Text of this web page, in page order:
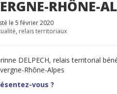
RHÔNE-
le 5 février 2020
, relais territoriaux
DELPECH, relais territorial
Rhône-Alpes
vous ?